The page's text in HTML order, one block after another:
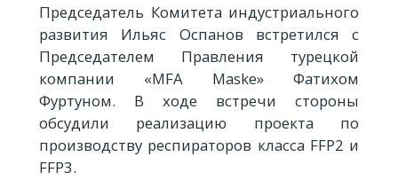
Председатель Комитета индустриального
развития Ильяс Оспанов встретился с
Председателем Правления турецкой
компании «MFA Maske» Фатихом
Фуртуном. В ходе встречи стороны
обсудили реализацию проекта по
производству респираторов класса FFP2 и
FFP3.